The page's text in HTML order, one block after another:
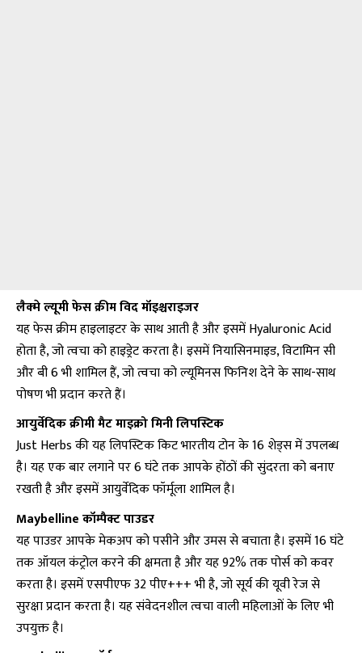
लैक्मे ल्यूमी फेस क्रीम विद मॉइश्चराइजर
यह फेस क्रीम हाइलाइटर के साथ आती है और इसमें Hyaluronic Acid
होता है, जो त्वचा को हाइड्रेट करता है। इसमें नियासिनमाइड, विटामिन सी
और बी 6 भी शामिल हैं, जो त्वचा को ल्यूमिनस फिनिश देने के साथ-साथ
पोषण भी प्रदान करते हैं।
आयुर्वेदिक क्रीमी मैट माइक्रो मिनी लिपस्टिक
Just Herbs की यह लिपस्टिक किट भारतीय टोन के 16 शेड्स में उपलब्ध
है। यह एक बार लगाने पर 6 घंटे तक आपके होंठों की सुंदरता को बनाए
रखती है और इसमें आयुर्वेदिक फॉर्मूला शामिल है।
Maybelline कॉम्पैक्ट पाउडर
यह पाउडर आपके मेकअप को पसीने और उमस से बचाता है। इसमें 16 घंटे
तक ऑयल कंट्रोल करने की क्षमता है और यह 92% तक पोर्स को कवर
करता है। इसमें एसपीएफ 32 पीए+++ भी है, जो सूर्य की यूवी रेज से
सुरक्षा प्रदान करता है। यह संवेदनशील त्वचा वाली महिलाओं के लिए भी
उपयुक्त है।